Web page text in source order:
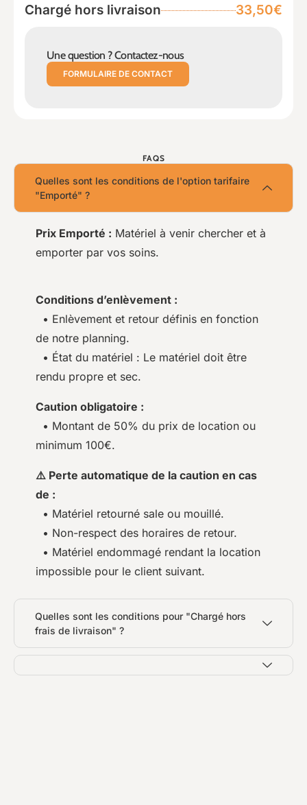
Chargé hors livraison 33,50€
Une question ? Contactez-nous
FORMULAIRE DE CONTACT
FAQS
Quelles sont les conditions de l'option tarifaire
"Emporté" ?
Prix Emporté : Matériel à venir chercher et à
emporter par vos soins.
Conditions d’enlèvement :
• Enlèvement et retour définis en fonction
de notre planning.
• État du matériel : Le matériel doit être
rendu propre et sec.
Caution obligatoire :
• Montant de 50% du prix de location ou
minimum 100€.
⚠️ Perte automatique de la caution en cas
de :
• Matériel retourné sale ou mouillé.
• Non-respect des horaires de retour.
• Matériel endommagé rendant la location
impossible pour le client suivant.
Quelles sont les conditions pour "Chargé hors
frais de livraison" ?